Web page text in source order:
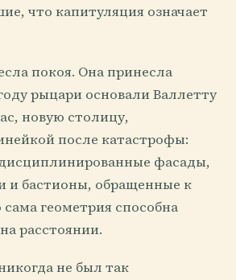
что капитуляция означает
покоя. Она принесла
рыцари основали Валлетту
новую столицу,
после катастрофы:
фасады,
и бастионы, обращенные к
геометрия способна
расстоянии.
не был так